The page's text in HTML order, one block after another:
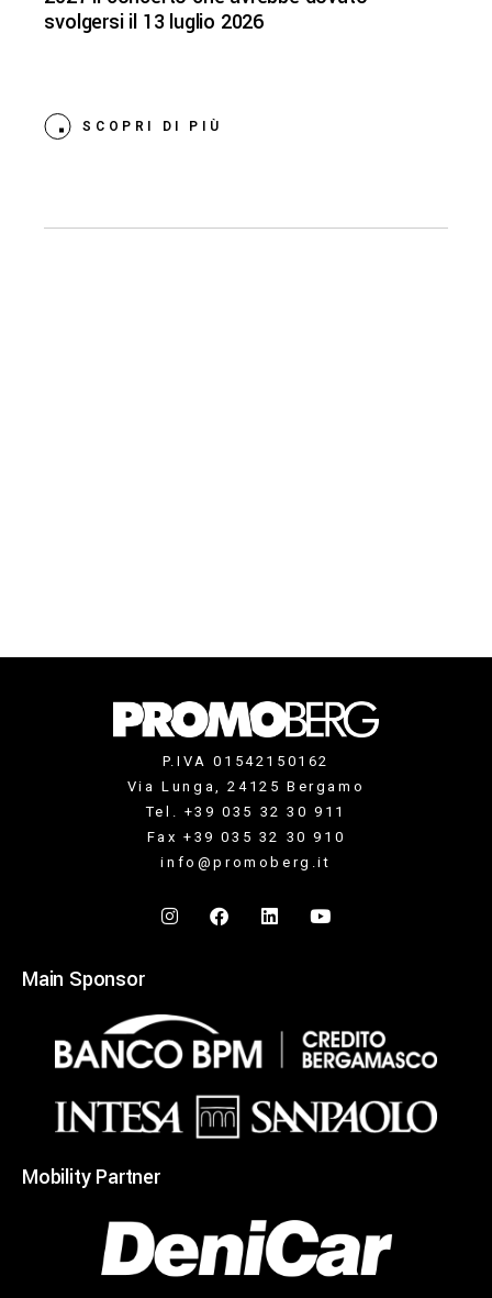
svolgersi il 13 luglio 2026
SCOPRI DI PIÙ
P.IVA 01542150162
Via Lunga, 24125 Bergamo
Tel. +39 035 32 30 911
Fax +39 035 32 30 910
info@promoberg.it
Main Sponsor
Mobility Partner